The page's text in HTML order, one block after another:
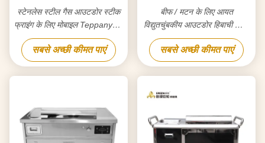
स्टेनलेस स्टील गैस आउटडोर स्टीक
फ्राइंग के लिए मोबाइल Teppanyaki
ग्रिल
सबसे अच्छी कीमत पाएं
बीफ / मटन के लिए आयत
विद्युतचुंबकीय आउटडोर हिबाची ग्रिल
टेबल
सबसे अच्छी कीमत पाएं